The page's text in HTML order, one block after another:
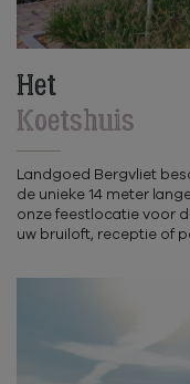
Het
Koetshuis
Landgoed Bergvliet
de unieke 14 meter
onze feestlocatie voor
uw bruiloft, receptie of